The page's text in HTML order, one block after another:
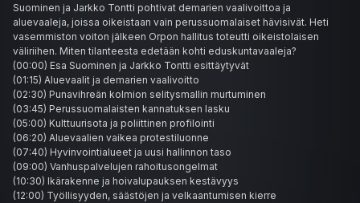
Suominen ja Jarkko Tontti pohtivat demarien vaalivoittoa ja
aluevaaleja, joissa oikeistaan vain perussuomalaiset hävisivät. Heti
vasemmiston voiton jälkeen Orpon hallitus toteutti oikeistolaisen
väliriihen. Miten tilanteesta edetään kohti eduskuntavaaleja?
(00:00) Esa Suominen ja Jarkko Tontti esittäytyvät
(01:15) Aluevaalit ja demarien vaalivoitto
(02:30) Punavihreän kolmion selitysmallin murtuminen
(03:45) Perussuomalaisten kannatuksen lasku
(05:00) Kulttuurisota ja poliittinen profilointi
(06:20) Aluevaalien vaikea protestiluonne
(07:40) Hyvinvointialueet ja uusi hallinnon taso
(09:00) Vanhuspalvelujen rahoitusongelmat
(10:30) Ikärakenne ja hoivalupauksen kestävyys
(12:00) Työllisyyden, säästöjen ja velkaantumisen kierre